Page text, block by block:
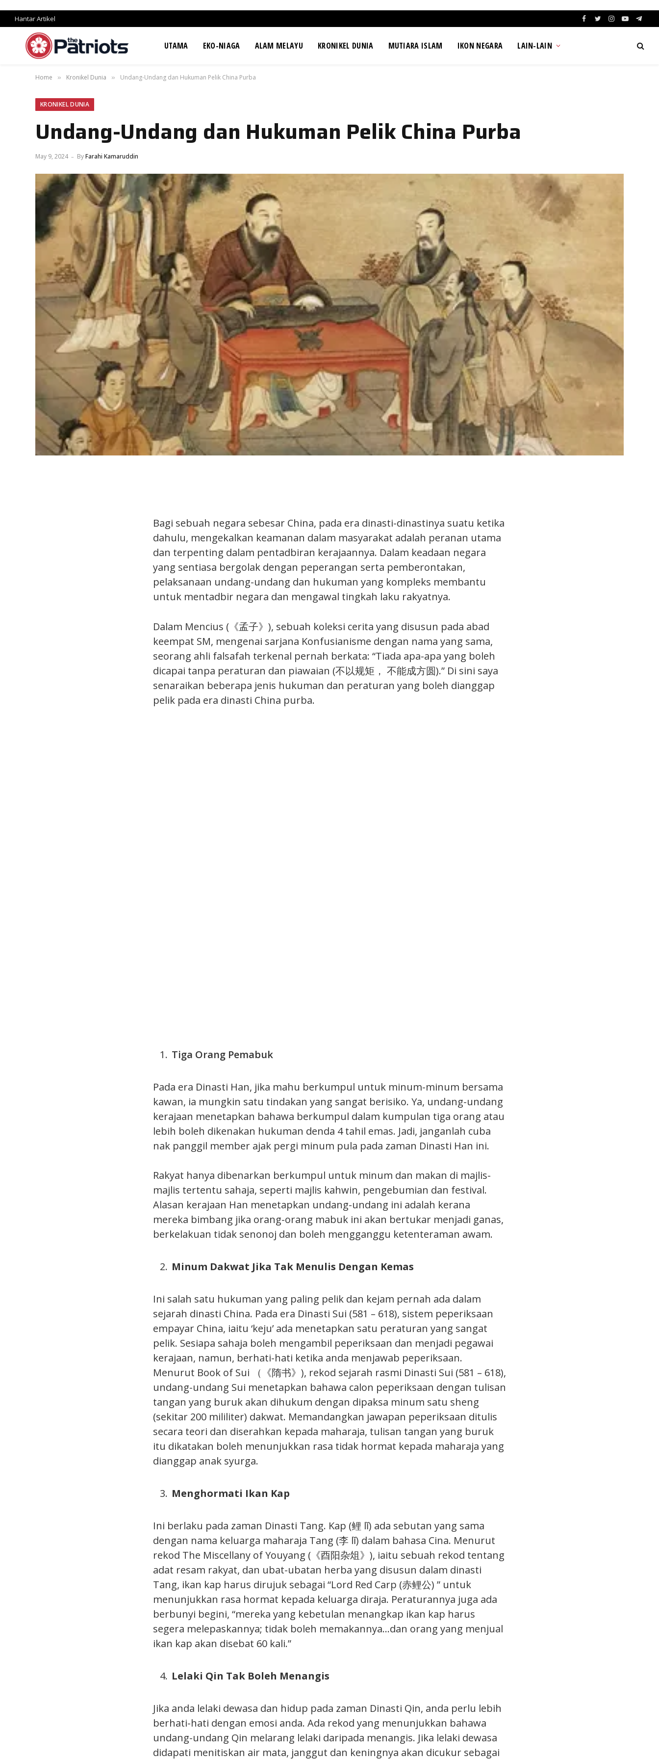
Hantar Artikel Facebook
TwitterInstagram
YouTube
UTAMA EKO-NIAGA ALAM MELAYU KRONIKEL DUNIA MUTIARA ISLAM IKON NEGARA LAIN-LAIN
Home » Kronikel Dunia » Undang-Undang dan Hukuman Pelik China Purba
KRONIKEL DUNIA
Undang-Undang dan Hukuman Pelik China Purba
May 9, 2024 ByFarahi Kamaruddin
Bagi sebuah negara sebesar China, pada era dinasti-dinastinya suatu ketika
dahulu, mengekalkan keamanan dalam masyarakat adalah peranan utama
dan terpenting dalam pentadbiran kerajaannya. Dalam keadaan negara
yang sentiasa bergolak dengan peperangan serta pemberontakan,
pelaksanaan undang-undang dan hukuman yang kompleks membantu
untuk mentadbir negara dan mengawal tingkah laku rakyatnya.
Dalam Mencius (《孟子》), sebuah koleksi cerita yang disusun pada abad
keempat SM, mengenai sarjana Konfusianisme dengan nama yang sama,
seorang ahli falsafah terkenal pernah berkata: “Tiada apa-apa yang boleh
dicapai tanpa peraturan dan piawaian (不以规矩， 不能成方圆).” Di sini saya
senaraikan beberapa jenis hukuman dan peraturan yang boleh dianggap
pelik pada era dinasti China purba.
Tiga Orang Pemabuk
Pada era Dinasti Han, jika mahu berkumpul untuk minum-minum bersama
kawan, ia mungkin satu tindakan yang sangat berisiko. Ya, undang-undang
kerajaan menetapkan bahawa berkumpul dalam kumpulan tiga orang atau
lebih boleh dikenakan hukuman denda 4 tahil emas. Jadi, janganlah cuba
nak panggil member ajak pergi minum pula pada zaman Dinasti Han ini.
Rakyat hanya dibenarkan berkumpul untuk minum dan makan di majlis-
majlis tertentu sahaja, seperti majlis kahwin, pengebumian dan festival.
Alasan kerajaan Han menetapkan undang-undang ini adalah kerana
mereka bimbang jika orang-orang mabuk ini akan bertukar menjadi ganas,
berkelakuan tidak senonoj dan boleh mengganggu ketenteraman awam.
Minum Dakwat Jika Tak Menulis Dengan Kemas
Ini salah satu hukuman yang paling pelik dan kejam pernah ada dalam
sejarah dinasti China. Pada era Dinasti Sui (581 – 618), sistem peperiksaan
empayar China, iaitu ‘keju’ ada menetapkan satu peraturan yang sangat
pelik. Sesiapa sahaja boleh mengambil peperiksaan dan menjadi pegawai
kerajaan, namun, berhati-hati ketika anda menjawab peperiksaan.
Menurut Book of Sui （《隋书》), rekod sejarah rasmi Dinasti Sui (581 – 618),
undang-undang Sui menetapkan bahawa calon peperiksaan dengan tulisan
tangan yang buruk akan dihukum dengan dipaksa minum satu sheng
(sekitar 200 mililiter) dakwat. Memandangkan jawapan peperiksaan ditulis
secara teori dan diserahkan kepada maharaja, tulisan tangan yang buruk
itu dikatakan boleh menunjukkan rasa tidak hormat kepada maharaja yang
dianggap anak syurga.
Menghormati Ikan Kap
Ini berlaku pada zaman Dinasti Tang. Kap (鲤 lǐ) ada sebutan yang sama
dengan nama keluarga maharaja Tang (李 lǐ) dalam bahasa Cina. Menurut
rekod The Miscellany of Youyang (《酉阳杂俎》), iaitu sebuah rekod tentang
adat resam rakyat, dan ubat-ubatan herba yang disusun dalam dinasti
Tang, ikan kap harus dirujuk sebagai “Lord Red Carp (赤鲤公) ” untuk
menunjukkan rasa hormat kepada keluarga diraja. Peraturannya juga ada
berbunyi begini, “mereka yang kebetulan menangkap ikan kap harus
segera melepaskannya; tidak boleh memakannya…dan orang yang menjual
ikan kap akan disebat 60 kali.”
Lelaki Qin Tak Boleh Menangis
Jika anda lelaki dewasa dan hidup pada zaman Dinasti Qin, anda perlu lebih
berhati-hati dengan emosi anda. Ada rekod yang menunjukkan bahawa
undang-undang Qin melarang lelaki daripada menangis. Jika lelaki dewasa
didapati menitiskan air mata, janggut dan keningnya akan dicukur sebagai